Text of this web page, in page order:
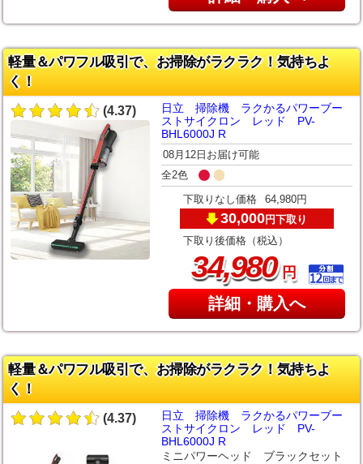
軽量＆パワフル吸引で、お掃除がラクラク！気持ちよ
く！
(4.37)
日立 掃除機 ラクかるパワーブー
ストサイクロン レッド PV-
BHL6000J R
08月12日お届け可能
全2色
下取りなし価格 64,980円
30,000円下取り
下取り後価格（税込）
34,980円
詳細・購入へ
軽量＆パワフル吸引で、お掃除がラクラク！気持ちよ
く！
(4.37)
日立 掃除機 ラクかるパワーブー
ストサイクロン レッド PV-
BHL6000J R
ミニパワーヘッド ブラックセット